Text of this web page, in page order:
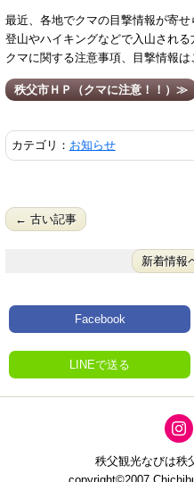
最近、各地でクマの目撃情報が寄せ
登山やハイキングなどで入山される
クマに関する注意事項、目撃情報は
秩父市ＨＰ（クマに注意！！）≫
カテゴリ： お知らせ
← 古い記事
新着情報
Facebook
LINEで送る
秩父観光なびは秩